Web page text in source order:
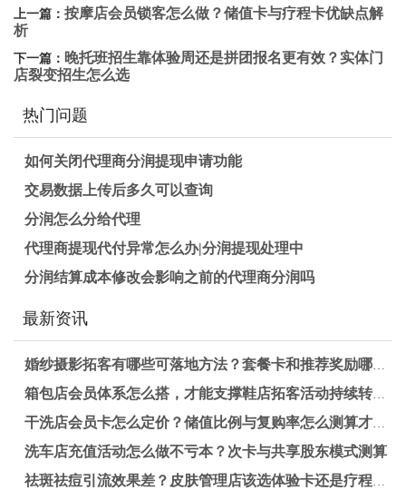
上一篇： 按摩店会员锁客怎么做？储值卡与疗程卡优缺点解
析
下一篇： 晚托班招生靠体验周还是拼团报名更有效？实体门
店裂变招生怎么选
热门问题
如何关闭代理商分润提现申请功能
交易数据上传后多久可以查询
分润怎么分给代理
代理商提现代付异常怎么办|分润提现处理中
分润结算成本修改会影响之前的代理商分润吗
最新资讯
婚纱摄影拓客有哪些可落地方法？套餐卡和推荐奖励哪种更有效？
箱包店会员体系怎么搭，才能支撑鞋店拓客活动持续转化？
干洗店会员卡怎么定价？储值比例与复购率怎么测算才不亏？
洗车店充值活动怎么做不亏本？次卡与共享股东模式测算
祛斑祛痘引流效果差？皮肤管理店该选体验卡还是疗程卡更赚钱？